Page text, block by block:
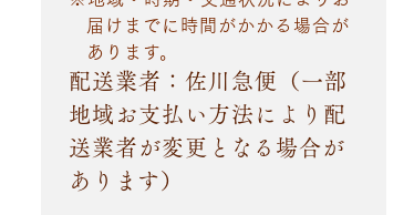
届けまでに時間がかかる場合が
あります。
配送業者：佐川急便（一部
地域お支払い方法により配
送業者が変更となる場合が
あります）